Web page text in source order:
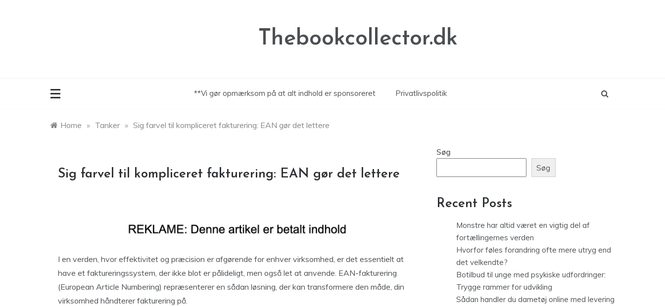
Thebookcollector.dk
**Vi gør opmærksom på at alt indhold er sponsoreret Privatlivspolitik
Home » Tanker » Sig farvel til kompliceret fakturering: EAN gør det lettere
Sig farvel til kompliceret fakturering: EAN gør det lettere
I en verden, hvor effektivitet og præcision er afgørende for enhver virksomhed, er det essentielt at
have et faktureringssystem, der ikke blot er pålideligt, men også let at anvende. EAN-fakturering
(European Article Numbering) repræsenterer en sådan løsning, der kan transformere den måde, din
virksomhed håndterer fakturering på.
Søg
Søg
Recent Posts
Monstre har altid været en vigtig del af
fortællingernes verden
Hvorfor føles forandring ofte mere utryg end
det velkendte?
Botilbud til unge med psykiske udfordringer:
Trygge rammer for udvikling
Sådan handler du dametøj online med levering